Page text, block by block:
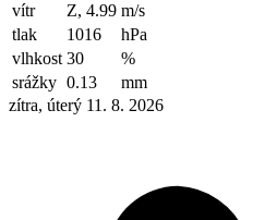
vítr
Z, 4.99 m/s
tlak
1016
hPa
vlhkost 30
%
srážky 0.13
mm
zítra, úterý 11. 8. 2026